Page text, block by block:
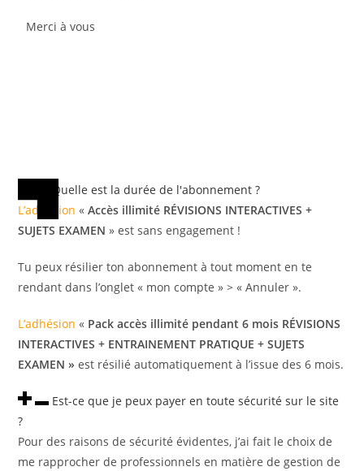
Merci à vous
Quelle est la durée de l'abonnement ?
L’adhésion «Accès illimité RÉVISIONS INTERACTIVES +
SUJETS EXAMEN » est sans engagement !
Tu peux résilier ton abonnement à tout moment en te
rendant dans l’onglet « mon compte » > « Annuler ».
L’adhésion « Pack accès illimité pendant 6 mois RÉVISIONS
INTERACTIVES + ENTRAINEMENT PRATIQUE + SUJETS
EXAMEN » est résilié automatiquement à l’issue des 6 mois.
Est-ce que je peux payer en toute sécurité sur le site
?
Pour des raisons de sécurité évidentes, j’ai fait le choix de
me rapprocher de professionnels en matière de gestion de